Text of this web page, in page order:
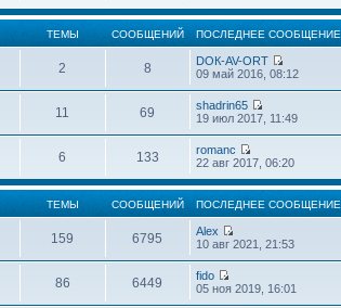
ТЕМЫ СООБЩЕНИЙ ПОСЛЕДНЕЕ СООБЩЕНИЕ
2 8
DOК-AV-ORT
09 май 2016, 08:12
11 69
shadrin65
19 июл 2017, 11:49
6 133
romanc
22 авг 2017, 06:20
ТЕМЫ СООБЩЕНИЙ ПОСЛЕДНЕЕ СООБЩЕНИЕ
159 6795
Alex
10 авг 2021, 21:53
86 6449
fido
05 ноя 2019, 16:01